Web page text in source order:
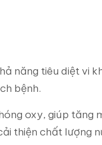
năng tiêu diệt vi
bệnh.
oxy, giúp tăng
thiện chất lượng